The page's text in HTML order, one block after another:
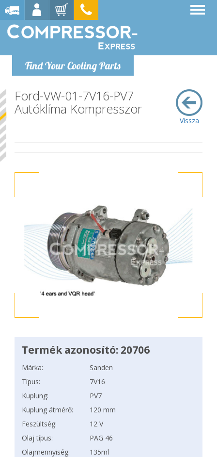
Find Your Cooling Parts
Vissza
Ford-VW-01-7V16-PV7
Autóklíma Kompresszor
Termék azonosító: 20706
Márka:
Sanden
Típus:
7V16
Kuplung:
PV7
Kuplung átmérő:
120 mm
Feszültség:
12 V
Olaj típus:
PAG 46
Olajmennyiség:
135ml